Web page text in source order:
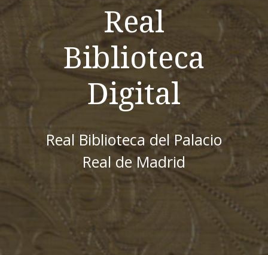
Real
Biblioteca
Digital
Real Biblioteca del Palacio
Real de Madrid